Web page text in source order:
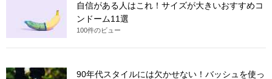
自信がある人はこれ！サイズが大きいおすすめコ
ンドーム11選
100件のビュー
90年代スタイルには欠かせない！バッシュを使っ